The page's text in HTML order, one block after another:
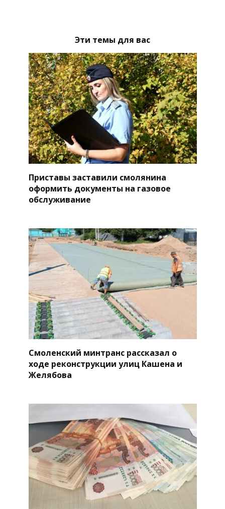
Эти темы для вас
Приставы заставили смолянина
оформить документы на газовое
обслуживание
Смоленский минтранс рассказал о
ходе реконструкции улиц Кашена и
Желябова